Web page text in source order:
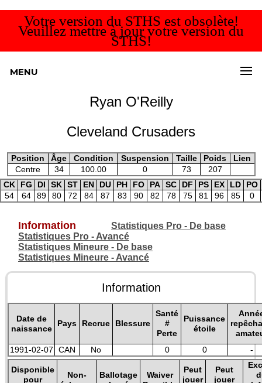
Votre version du STHS est obsolète!
Veuillez mettre à jour votre version du
STHS!
MENU
Ryan O'Reilly
Cleveland Crusaders
Position Âge Condition Suspension Taille Poids
Lien
Centre
34 100.00 0 73
207
CK
FG DI SK ST EN DU PH FO PA SC DF PS EX LD
PO
54
64 89 80 72 84 87 83 90 82 78 75 81 96 85 0
Information
Statistiques Pro - De base
Statistiques Pro - Avancé
Statistiques Mineure - De base
Statistiques Mineure - Avancé
Information
Date de
naissance
Pays Recrue Blessure
Santé
#
Perte
Puissance
étoile
1991-02-07
CAN No 0 0 -
Disponible
pour
Non-
Ballotage
Waiver
Peut
jouer
Peut
jouer